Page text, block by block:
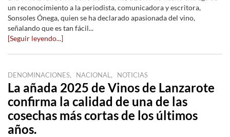
un reconocimiento a la periodista, comunicadora y escritora,
Sonsoles Ónega, quien se ha declarado apasionada del vino,
señalando que es tan fácil...
[Seguir leyendo...]
DENOMINACIONES, NACIONAL , NOTICIAS
La añada 2025 de Vinos de Lanzarote
confirma la calidad de una de las
cosechas más cortas de los últimos
años.